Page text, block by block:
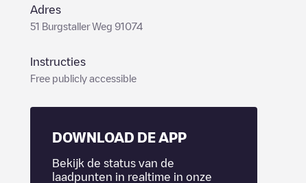
Adres
51 Burgstaller Weg 91074
Instructies
Free publicly accessible
DOWNLOAD DE APP
Bekijk de status van de
laadpunten in realtime in onze